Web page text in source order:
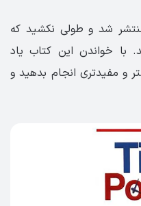
قدرت زمان در سال ۲۰۰۷ منتشر شد و طولی نکشید که
با خواندن این کتاب یاد
و مفیدتری انجام بدهید و